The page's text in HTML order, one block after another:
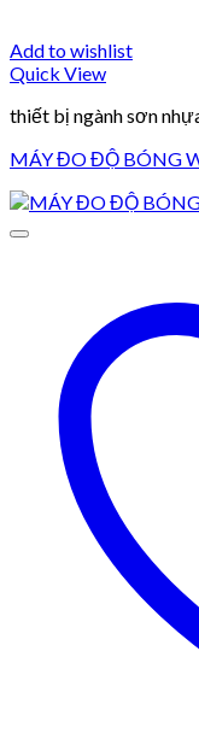
Add to wishlist
Quick View
thiết bị ngành sơn
MÁY ĐO ĐỘ BÓNG